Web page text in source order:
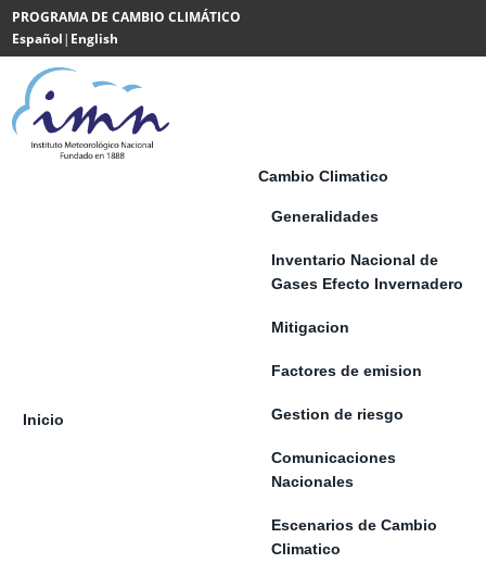
Saltar al contenido
PROGRAMA DE CAMBIO CLIMÁTICO
Español| English
Powered
by
Translate
Inicio
Cambio Climatico
Generalidades
Inventario Nacional de
Gases Efecto Invernadero
Mitigacion
Factores de emision
Gestion de riesgo
Comunicaciones
Nacionales
Escenarios de Cambio
Climatico